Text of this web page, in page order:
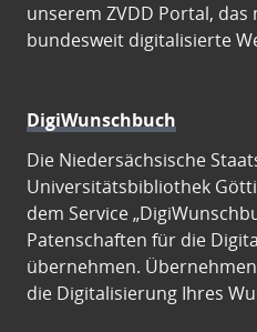
unserem ZVDD Portal, das
bundesweit digitalisierte
DigiWunschbuch
Die Niedersächsische
Universitätsbibliothek
dem Service
Patenschaften für die
übernehmen.
die Digitalisierung Ihres